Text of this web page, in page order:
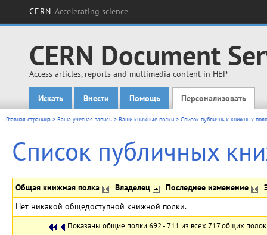
CERN Accelerating science
CERN Document
Access articles, reports and multimedia content in HEP
Main menu
Искать Внести Помощь Персонализовать
Главная страница > Ваша учетная запись > Ваши книжные полки > Список публичных книжных
Список публичных
Общая книжная полка Владелец Последнее изменение
Показаны общие полки 692 - 711 из всех 717 общих
Нет никакой общедоступной книжной полки.